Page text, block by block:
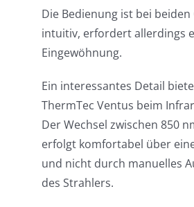
Die Bedienung ist bei beiden
intuitiv, erfordert allerdings
Eingewöhnung.
Ein interessantes Detail
ThermTec Ventus beim
Der Wechsel zwischen 850
erfolgt komfortabel über
und nicht durch manuelles
des Strahlers.